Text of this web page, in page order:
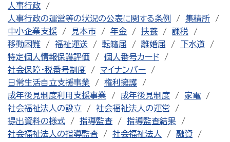
人事行政
人事行政の運営等の状況の公表に関する条例
集積所
中小企業支援
見本市 年金 扶養
課税
移動困難
福祉運送 転籍届 離婚届
下水道
特定個人情報保護評価
個人番号カード
社会保障・税番号制度
マイナンバー
日常生活自立支援事業
権利擁護
成年後見制度利用支援事業
成年後見制度
家電
社会福祉法人の設立
社会福祉法人の運営
提出資料の様式
指導監査
指導監査結果
社会福祉法人の指導監査
社会福祉法人
融資